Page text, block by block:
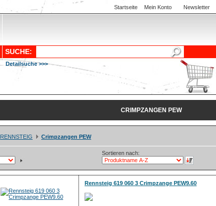
Startseite Mein Konto Newsletter
SUCHE:
Detailsuche >>>
CRIMPZANGEN PEW
RENNSTEIG Crimpzangen PEW
Sortieren nach:
Rennsteig 619 060 3 Crimpzange PEW9.60